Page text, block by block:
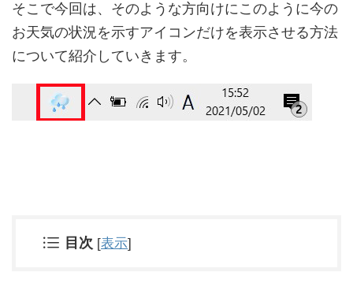
そこで今回は、そのような方向けにこのように今の
お天気の状況を示すアイコンだけを表示させる方法
について紹介していきます。
目次 [表示]